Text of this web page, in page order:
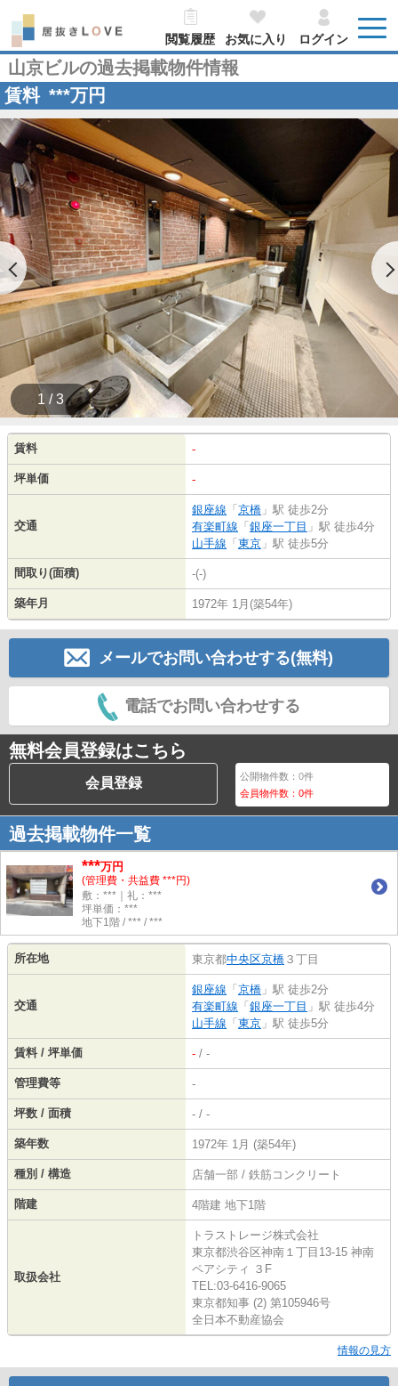
閲覧履歴 お気に入り ログイン
山京ビルの過去掲載物件情報
賃料 ***万円
1 / 3
賃料 -
坪単価 -
交通
銀座線 「 京橋 」駅 徒歩2分
有楽町線 「 銀座一丁目 」駅 徒歩4分
山手線 「 東京 」駅 徒歩5分
間取り(面積) -(-)
築年月 1972年 1月(築54年)
メールでお問い合わせする(無料)
電話でお問い合わせする
無料会員登録はこちら
会員登録 公開物件数：0件
会員物件数：0件
過去掲載物件一覧
***万円
(管理費・共益費 ***円)
敷：***｜礼：***
坪単価：***
地下1階 / *** / ***
所在地 東京都中央区京橋 ３丁目
交通
銀座線 「 京橋 」駅 徒歩2分
有楽町線 「 銀座一丁目 」駅 徒歩4分
山手線 「 東京 」駅 徒歩5分
賃料 / 坪単価 - / -
管理費等 -
坪数 / 面積 - / -
築年数 1972年 1月 (築54年)
種別 / 構造 店舗一部 / 鉄筋コンクリート
階建 4階建 地下1階
取扱会社
トラストレージ株式会社
東京都渋谷区神南１丁目13-15 神南
ペアシティ ３F
TEL:03-6416-9065
東京都知事 (2) 第105946号
全日本不動産協会
情報の見方